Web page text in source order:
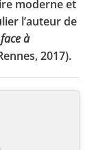
moderne et
l’auteur de
à
2017).